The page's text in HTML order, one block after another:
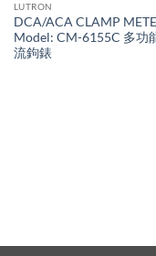
LUTRON
DCA/ACA CLAMP
Model: CM-6155C 多功
流鉤錶